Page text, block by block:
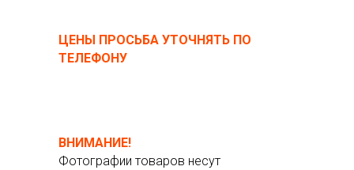
ЦЕНЫ ПРОСЬБА УТОЧНЯТЬ ПО
ТЕЛЕФОНУ
ВНИМАНИЕ!
Фотографии товаров несут